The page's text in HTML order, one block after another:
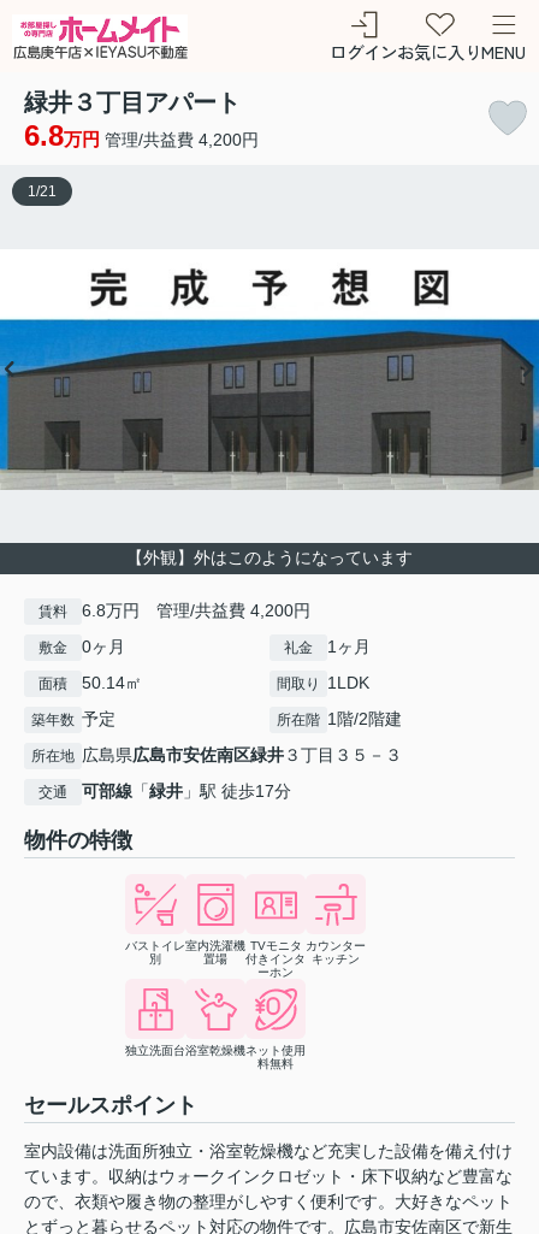
ログインお気に入りMENU
緑井３丁目アパート
6.8万円 管理/共益費 4,200円
【外観】外はこのようになっています
1 /21
賃料 6.8万円 管理/共益費 4,200円
敷金 0ヶ月 礼金 1ヶ月
面積 50.14㎡ 間取り 1LDK
築年数 予定 所在階 1階/2階建
所在地 広島県広島市安佐南区緑井３丁目３５－３
交通 可部線 「緑井 」駅 徒歩17分
物件の特徴
バストイレ
別
室内洗濯機
置場
TVモニタ
付きインタ
ーホン
カウンター
キッチン
独立洗面台浴室乾燥機ネット使用
料無料
セールスポイント
室内設備は洗面所独立・浴室乾燥機など充実した設備を備え付け
ています。収納はウォークインクロゼット・床下収納など豊富な
ので、衣類や履き物の整理がしやすく便利です。大好きなペット
とずっと暮らせるペット対応の物件です。広島市安佐南区で新生